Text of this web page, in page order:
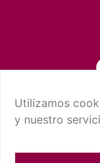
Utilizamos
y nuestro